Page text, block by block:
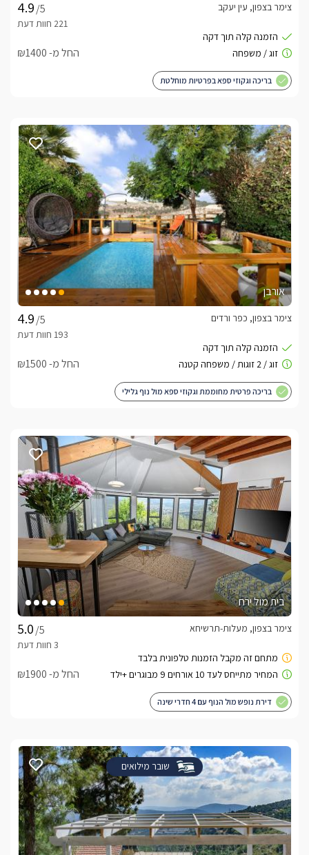
/5
צימר בצפון, עין יעקב
החל מ- ₪1400
בריכה וגקוזי ספא בפרטיות מוחלטת
אורבן
/5
צימר בצפון, כפר ורדים
החל מ- ₪1500
בריכה פרטית מחוממת וגקוזי ספא מול נוף גלילי
בית מול ירח
/5
צימר בצפון, מעלות-תרשיחא
החל מ- ₪1900
דירת נופש מול הנוף עם 4 חדרי שינה
שובר מילואים